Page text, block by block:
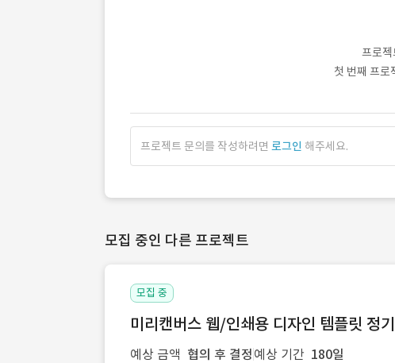
프로젝
첫 번째 프로
프로젝트 문의를 작성하려면 로그인 해주세요.
모집 중인 다른 프로젝트
모집 중
미리캔버스 웹/인쇄용 디자인 템플릿 정
예상 금액 협의 후 결정 예상 기간 180일